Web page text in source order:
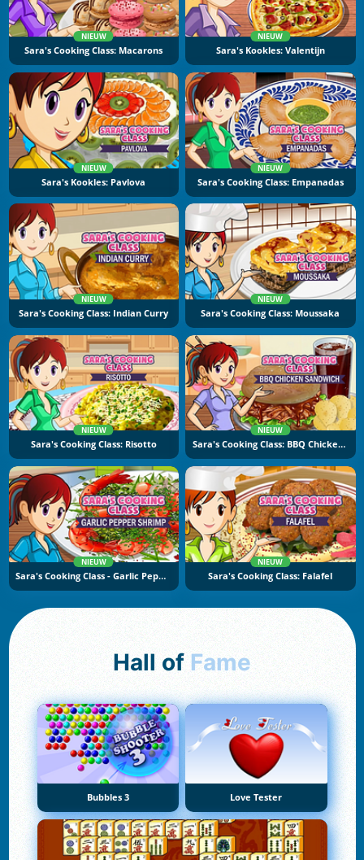
NIEUW
Sara's Cooking Class: Macarons
NIEUW
Sara's Kookles: Valentijn
NIEUW
Sara's Kookles: Pavlova
NIEUW
Sara's Cooking Class: Empanadas
NIEUW
Sara's Cooking Class: Indian Curry
NIEUW
Sara's Cooking Class: Moussaka
NIEUW
Sara's Cooking Class: Risotto
NIEUW
Sara's Cooking Class: BBQ Chicken Sandwich
NIEUW
Sara's Cooking Class - Garlic Pepper Shrimp
NIEUW
Sara's Cooking Class: Falafel
Hall of Fame
Bubbles 3 Love Tester